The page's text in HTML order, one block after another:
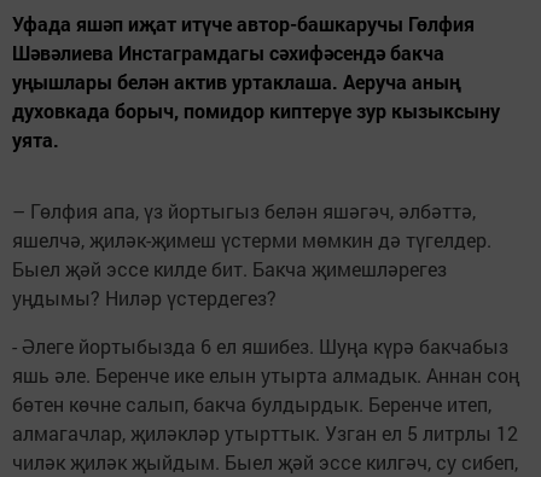
Уфада яшәп иҗат итүче автор-башкаручы Гөлфия
Шәвәлиева Инстаграмдагы сәхифәсендә бакча
уңышлары белән актив уртаклаша. Аеруча аның
духовкада борыч, помидор киптерүе зур кызыксыну
уята.
– Гөлфия апа, үз йортыгыз белән яшәгәч, әлбәттә,
яшелчә, җиләк-җимеш үстерми мөмкин дә түгелдер.
Быел җәй эссе килде бит. Бакча җимешләрегез
уңдымы? Ниләр үстердегез?
- Әлеге йортыбызда 6 ел яшибез. Шуңа күрә бакчабыз
яшь әле. Беренче ике елын утырта алмадык. Аннан соң
бөтен көчне салып, бакча булдырдык. Беренче итеп,
алмагачлар, җиләкләр утырттык. Узган ел 5 литрлы 12
чиләк җиләк җыйдым. Быел җәй эссе килгәч, су сибеп,